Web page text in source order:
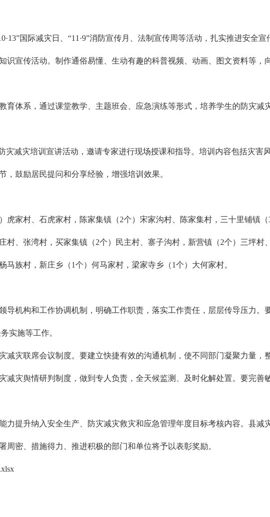
国际减灾日、“11·9”消防宣传月、法制宣传周等活动，扎实推进安全
宣传活动。制作通俗易懂、生动有趣的科普视频、动画、图文资料等，
体系，通过课堂教学、主题班会、应急演练等形式，培养学生的防灾减
灾减灾培训宣讲活动，邀请专家进行现场授课和指导。培训内容包括灾害
鼓励居民提问和分享经验，增强培训效果。
虎家村、石虎家村，陈家集镇（2个）宋家沟村、陈家集村，三十里铺镇
、张湾村，买家集镇（2个）民主村、寨子沟村，新营镇（2个）三坪村
族村，新庄乡（1个）何马家村，梁家寺乡（1个）大何家村。
导机构和工作协调机制，明确工作职责，落实工作责任，层层传导压力。
实施等工作。
减灾联席会议制度。要建立快捷有效的沟通机制，使不同部门凝聚力量
减灾舆情研判制度，做到专人负责，全天候监测、及时化解处置。要完善
力提升纳入安全生产、防灾减灾救灾和应急管理年度目标考核内容。县减
密、措施得力、推进积极的部门和单位将予以表彰奖励。
和